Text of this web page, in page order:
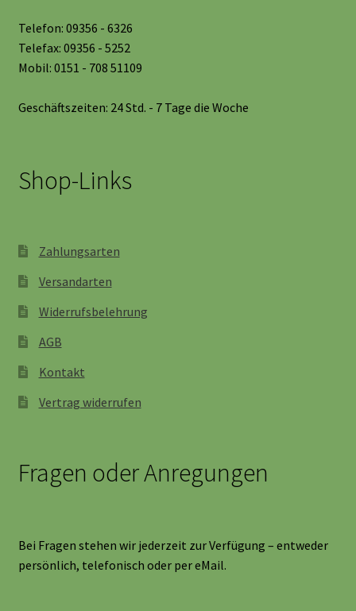
Telefon: 09356 - 6326
Telefax: 09356 - 5252
Mobil: 0151 - 708 51109
Geschäftszeiten: 24 Std. - 7 Tage die Woche
Shop-Links
Zahlungsarten
Versandarten
Widerrufsbelehrung
AGB
Kontakt
Vertrag widerrufen
Fragen oder Anregungen
Bei Fragen stehen wir jederzeit zur Verfügung – entweder
persönlich, telefonisch oder per eMail.